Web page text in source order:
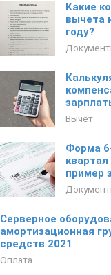
Какие
вычета
году?
Вычет
Форма
пример
Серверное
амортизационная
средств 2021
Оплата